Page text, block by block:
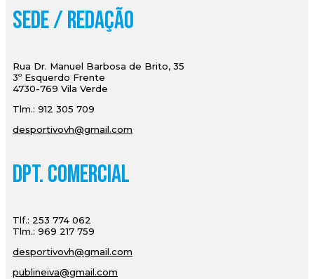
Sede / Redação
Rua Dr. Manuel Barbosa de Brito, 35
3º Esquerdo Frente
4730-769 Vila Verde
Tlm.: 912 305 709
desportivovh@gmail.com
Dpt. Comercial
Tlf.: 253 774 062
Tlm.: 969 217 759
desportivovh@gmail.com
publineiva@gmail.com